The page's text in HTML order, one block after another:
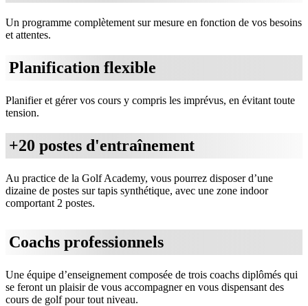
Un programme complètement sur mesure en fonction de vos besoins
et attentes.
Planification flexible
Planifier et gérer vos cours y compris les imprévus, en évitant toute
tension.
+20 postes d'entraînement
Au practice de la Golf Academy, vous pourrez disposer d’une
dizaine de postes sur tapis synthétique, avec une zone indoor
comportant 2 postes.
Coachs professionnels
Une équipe d’enseignement composée de trois coachs diplômés qui
se feront un plaisir de vous accompagner en vous dispensant des
cours de golf pour tout niveau.